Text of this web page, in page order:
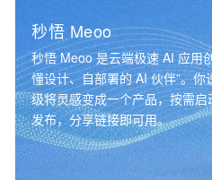
秒悟 Meoo
秒悟 Meoo 是云端极速 AI 应用
懂设计、自部署的 AI 伙伴”。
级将灵感变成一个产品，按需
发布，分享链接即可用。